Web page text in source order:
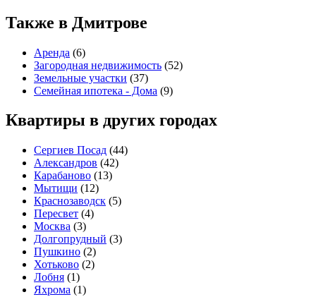
Также в Дмитрове
Аренда (6)
Загородная недвижимость (52)
Земельные участки (37)
Семейная ипотека - Дома (9)
Квартиры в других городах
Сергиев Посад (44)
Александров (42)
Карабаново (13)
Мытищи (12)
Краснозаводск (5)
Пересвет (4)
Москва (3)
Долгопрудный (3)
Пушкино (2)
Хотьково (2)
Лобня (1)
Яхрома (1)